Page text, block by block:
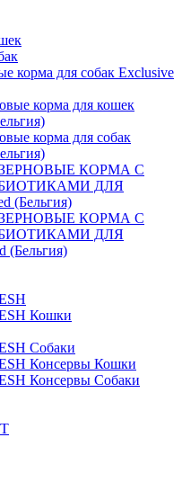
корма для собак Exclusive
корма для кошек
корма для собак
КОРМА С
ДЛЯ
(Бельгия)
КОРМА С
ДЛЯ
Кошки
Собаки
Консервы Кошки
Консервы Собаки